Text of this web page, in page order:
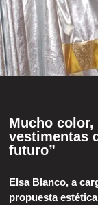
Mucho
vestimentas
futuro”
Elsa Blanco, a
propuesta